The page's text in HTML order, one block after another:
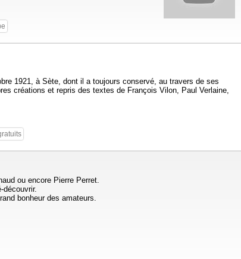
1921, à Sète, dont il a toujours conservé, au travers de ses
créations et repris des textes de François Vilon, Paul Verlaine,
ou encore Pierre Perret.
découvrir.
bonheur des amateurs.